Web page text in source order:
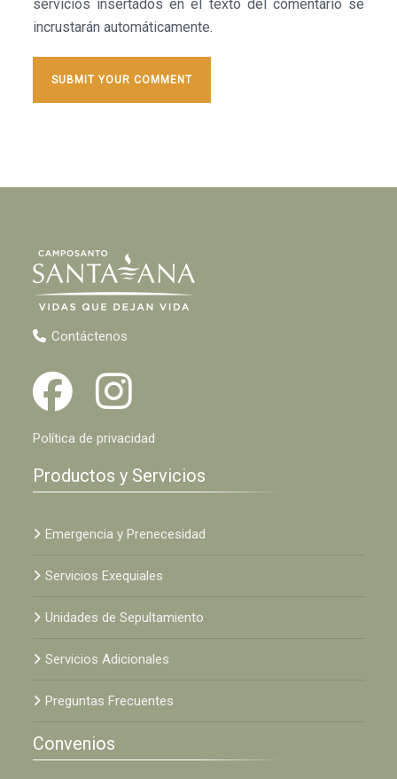
servicios insertados en el texto del comentario se
incrustarán automáticamente.
Contáctenos
Política de privacidad
Productos y Servicios
Emergencia y Prenecesidad
Servicios Exequiales
Unidades de Sepultamiento
Servicios Adicionales
Preguntas Frecuentes
Convenios